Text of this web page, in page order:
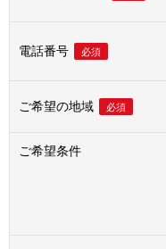
電話番号 必須
ご希望の地域 必須
ご希望条件